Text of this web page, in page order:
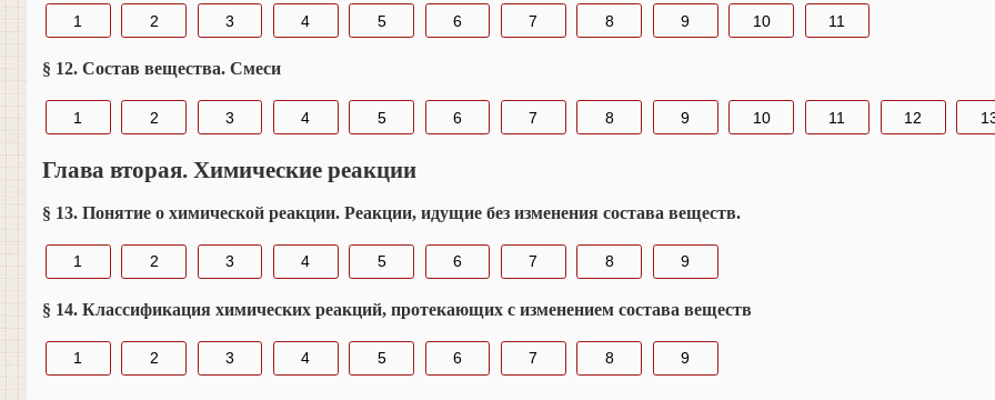
1 2 3 4 5 6 7 8 9 10 11
§ 12. Состав вещества. Смеси
1 2 3 4 5 6 7 8 9 10 11 12
Глава вторая. Химические реакции
§ 13. Понятие о химической реакции. Реакции, идущие без изменения состава веществ.
1 2 3 4 5 6 7 8 9
§ 14. Классификация химических реакций, протекающих с изменением состава веществ
1 2 3 4 5 6 7 8 9